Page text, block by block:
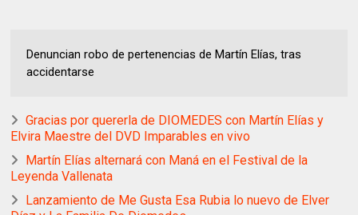
Denuncian robo de pertenencias de Martín Elías, tras
accidentarse
Gracias por quererla de DIOMEDES con Martín Elías y
Elvira Maestre del DVD Imparables en vivo
Martín Elías alternará con Maná en el Festival de la
Leyenda Vallenata
Lanzamiento de Me Gusta Esa Rubia lo nuevo de Elver